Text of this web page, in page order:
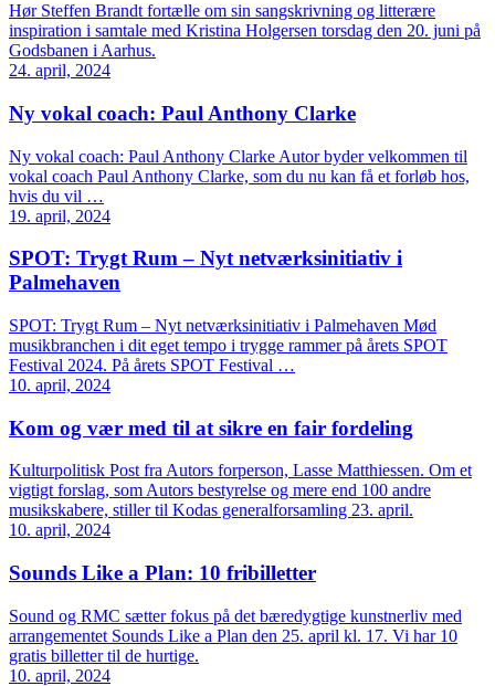
Hør Steffen Brandt fortælle om sin sangskrivning og litterære
inspiration i samtale med Kristina Holgersen torsdag den 20. juni på
Godsbanen i Aarhus.
24. april, 2024
Ny vokal coach: Paul Anthony Clarke
Ny vokal coach: Paul Anthony Clarke Autor byder velkommen til
vokal coach Paul Anthony Clarke, som du nu kan få et forløb hos,
hvis du vil …
19. april, 2024
SPOT: Trygt Rum – Nyt netværksinitiativ i
Palmehaven
SPOT: Trygt Rum – Nyt netværksinitiativ i Palmehaven Mød
musikbranchen i dit eget tempo i trygge rammer på årets SPOT
Festival 2024. På årets SPOT Festival …
10. april, 2024
Kom og vær med til at sikre en fair fordeling
Kulturpolitisk Post fra Autors forperson, Lasse Matthiessen. Om et
vigtigt forslag, som Autors bestyrelse og mere end 100 andre
musikskabere, stiller til Kodas generalforsamling 23. april.
10. april, 2024
Sounds Like a Plan: 10 fribilletter
Sound og RMC sætter fokus på det bæredygtige kunstnerliv med
arrangementet Sounds Like a Plan den 25. april kl. 17. Vi har 10
gratis billetter til de hurtige.
10. april, 2024